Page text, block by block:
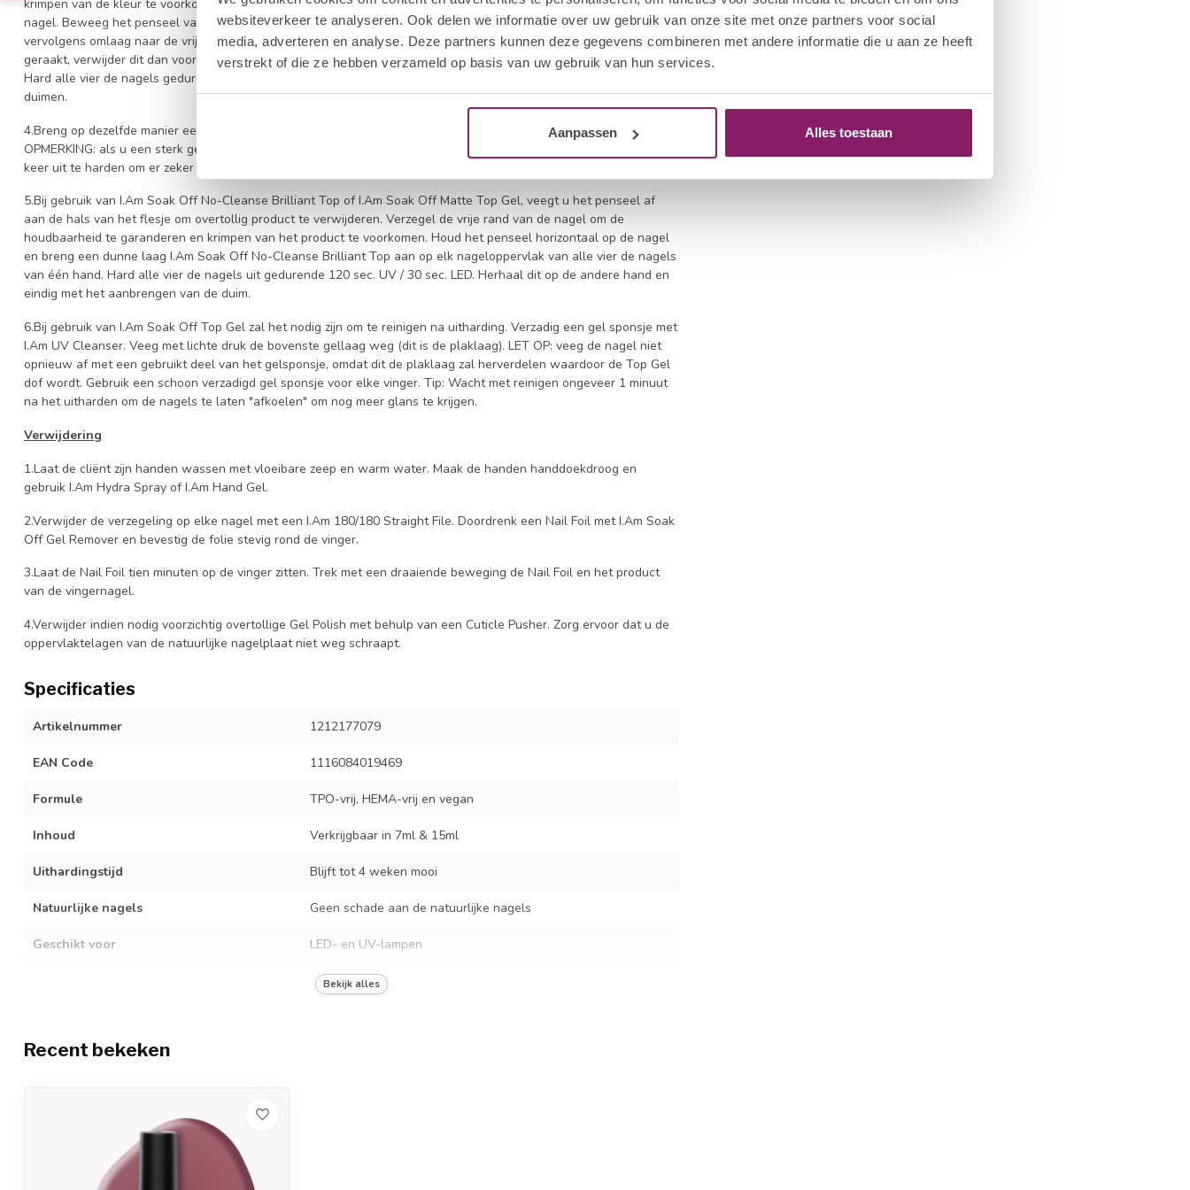
websiteverkeer te analyseren. Ook delen we informatie over uw gebruik van onze site met onze partners voor social
media, adverteren en analyse. Deze partners kunnen deze gegevens combineren met andere informatie die u aan ze heeft
verstrekt of die ze hebben verzameld op basis van uw gebruik van hun services.
Aanpassen Alles toestaan
krimpen van de kleur te voorkomen. Houd het penseel horizontaal op de nagel en ga verder naar het midden van de
nagel. Beweeg het penseel vanuit het midden van de nagel omhoog naar de proximale nagelplooi en strijk
vervolgens omlaag naar de vrije rand. Zorg ervoor dat de gellak niet op de huid komt. Als de gellak de huid heeft
geraakt, verwijder dit dan voor het uitharden van de nagel met behulp van I.Am UV Cleanser en een Cuticle Pusher.
Hard alle vier de nagels gedurende 120 sec. UV / 30 sec. LED uit. Herhaal het proces op de andere hand en
duimen.
4.Breng op dezelfde manier een tweede dunne laag gelpolish aan. Deze laag zorgt voor een volledige dekking.
OPMERKING: als u een sterk gepigmenteerde tint of een andere lamp gebruikt, kan het nodig zijn om een tweede
keer uit te harden om er zeker van te zijn dat de kleur volledig uitgehard is en niet uitloopt in uw Top Gel applicatie.
5.Bij gebruik van I.Am Soak Off No-Cleanse Brilliant Top of I.Am Soak Off Matte Top Gel, veegt u het penseel af
aan de hals van het flesje om overtollig product te verwijderen. Verzegel de vrije rand van de nagel om de
houdbaarheid te garanderen en krimpen van het product te voorkomen. Houd het penseel horizontaal op de nagel
en breng een dunne laag I.Am Soak Off No-Cleanse Brilliant Top aan op elk nageloppervlak van alle vier de nagels
van één hand. Hard alle vier de nagels uit gedurende 120 sec. UV / 30 sec. LED. Herhaal dit op de andere hand en
eindig met het aanbrengen van de duim.
6.Bij gebruik van I.Am Soak Off Top Gel zal het nodig zijn om te reinigen na uitharding. Verzadig een gel sponsje met
I.Am UV Cleanser. Veeg met lichte druk de bovenste gellaag weg (dit is de plaklaag). LET OP: veeg de nagel niet
opnieuw af met een gebruikt deel van het gelsponsje, omdat dit de plaklaag zal herverdelen waardoor de Top Gel
dof wordt. Gebruik een schoon verzadigd gel sponsje voor elke vinger. Tip: Wacht met reinigen ongeveer 1 minuut
na het uitharden om de nagels te laten "afkoelen" om nog meer glans te krijgen.
Verwijdering
1.Laat de cliënt zijn handen wassen met vloeibare zeep en warm water. Maak de handen handdoekdroog en
gebruik I.Am Hydra Spray of I.Am Hand Gel.
2.Verwijder de verzegeling op elke nagel met een I.Am 180/180 Straight File. Doordrenk een Nail Foil met I.Am Soak
Off Gel Remover en bevestig de folie stevig rond de vinger.
3.Laat de Nail Foil tien minuten op de vinger zitten. Trek met een draaiende beweging de Nail Foil en het product
van de vingernagel.
4.Verwijder indien nodig voorzichtig overtollige Gel Polish met behulp van een Cuticle Pusher. Zorg ervoor dat u de
oppervlaktelagen van de natuurlijke nagelplaat niet weg schraapt.
Specificaties
Artikelnummer 1212177079
EAN Code 1116084019469
Formule TPO-vrij, HEMA-vrij en vegan
Inhoud Verkrijgbaar in 7ml & 15ml
Uithardingstijd Blijft tot 4 weken mooi
Natuurlijke nagels Geen schade aan de natuurlijke nagels
Geschikt voor LED- en UV-lampen
30 sec. LED / 120 sec. UV
Bekijk alles
Recent bekeken